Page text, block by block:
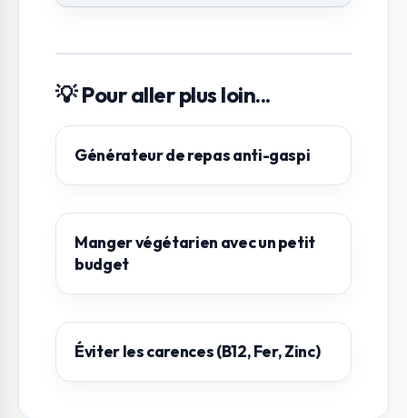
💡 Pour aller plus loin...
Générateur de repas anti-gaspi
Manger végétarien avec un petit
budget
Éviter les carences (B12, Fer, Zinc)